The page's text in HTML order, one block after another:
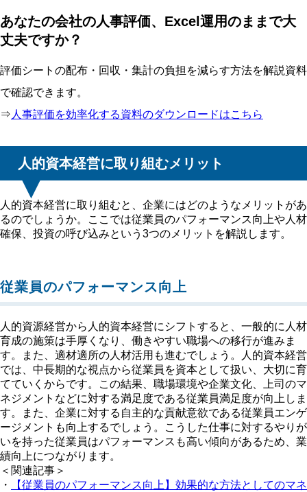
あなたの会社の人事評価、Excel運用のままで大
丈夫ですか？
評価シートの配布・回収・集計の負担を減らす方法を解説資料
で確認できます。
⇒ 人事評価を効率化する資料のダウンロードはこちら
人的資本経営に取り組むメリット
人的資本経営に取り組むと、企業にはどのようなメリットがあ
るのでしょうか。ここでは従業員のパフォーマンス向上や人材
確保、投資の呼び込みという3つのメリットを解説します。
従業員のパフォーマンス向上
人的資源経営から人的資本経営にシフトすると、一般的に人材
育成の施策は手厚くなり、働きやすい職場への移行が進みま
す。また、適材適所の人材活用も進むでしょう。人的資本経営
では、中長期的な視点から従業員を資本として扱い、大切に育
てていくからです。この結果、職場環境や企業文化、上司のマ
ネジメントなどに対する満足度である従業員満足度が向上しま
す。また、企業に対する自主的な貢献意欲である従業員エンゲ
ージメントも向上するでしょう。こうした仕事に対するやりが
いを持った従業員はパフォーマンスも高い傾向があるため、業
績向上につながります。
＜関連記事＞
・
【従業員のパフォーマンス向上】効果的な方法としてのマネ